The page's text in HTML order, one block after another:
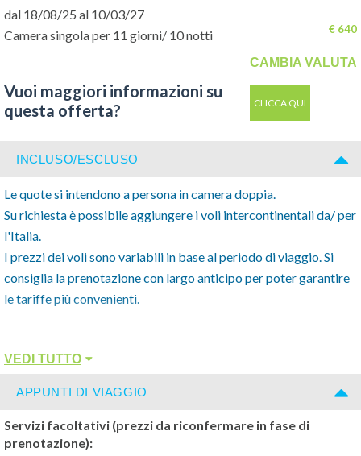
Tokyo in maniera autonoma. La tecnologica Tokyo, i suoi
quartieri, ognuno con i suoi must, come Shibuya forse uno dei più
Gin = argento; Asakusa, uno dei più caratteristici; il quartiere
elettrico di Akihabara; Roppongi ricco di night club, e Shinjuku
quello preferito dai giapponesi per lo shopping. Pasti esclusi.
3° giorno: Tokyo (B/_/_)
Prima colazione in hotel. Intera giornata libera a Tokyo. Pasti
esclusi. Pernottamento.
- Escursione possibili consigliata a Nikko oppure Kamakura
4° giorno: Tokyo - Lago Kawaguchi (B/_/_)
Prima colazione in hotel. Trasferimento alla stazione e partenza
Kawaguchiko, situato nel cuore della regione dei Cinque Laghi e
ai piedi del Fuji San, è famoso perché vi si riflette, come su uno
dal 18/08/25 al 10/03/27
Camera singola per 11 giorni/ 10 notti
€ 640
CAMBIA VALUTA
Vuoi maggiori informazioni su
questa offerta?
CLICCA QUI
INCLUSO/ESCLUSO
Le quote si intendono a persona in camera doppia.
Su richiesta è possibile aggiungere i voli intercontinentali da/ per
l'Italia.
I prezzi dei voli sono variabili in base al periodo di viaggio. Si
consiglia la prenotazione con largo anticipo per poter garantire
le tariffe più convenienti.
- Trasferimenti in arrivo e partenza da/ per gli aeroporti.
- Hotel di categoria standard Turistica (3StelleSup/ 4Stelle) con
prima colazione
VEDI TUTTO
APPUNTI DI VIAGGIO
Servizi facoltativi (prezzi da riconfermare in fase di
prenotazione):